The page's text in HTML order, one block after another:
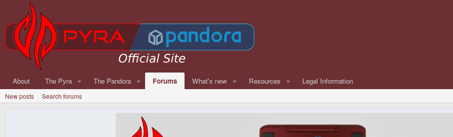
About The Pyra The Pandora Forums What's new Resources Legal Information
New posts Search forums